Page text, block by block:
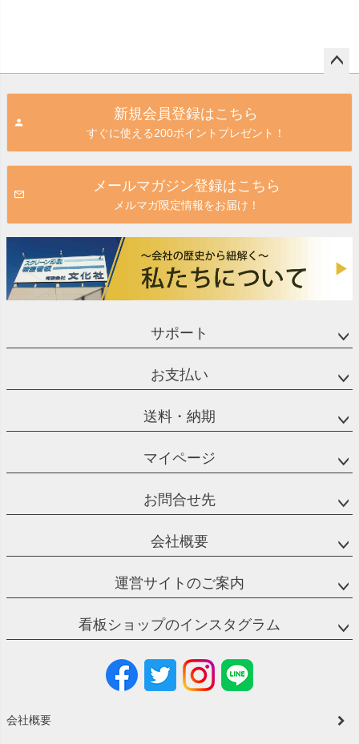
新規会員登録はこちら
すぐに使える200ポイントプレゼント！
メールマガジン登録はこちら
メルマガ限定情報をお届け！
サポート
お支払い
送料・納期
マイページ
お問合せ先
会社概要
運営サイトのご案内
看板ショップのインスタグラム
会社概要